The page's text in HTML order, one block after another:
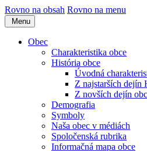
Rovno na obsah Rovno na menu
Menu
Obec
Charakteristika obce
História obce
Úvodná
Z najstarších dejín
Z novších dejín
Demografia
Symboly
Naša obec v médiách
Spoločenská rubrika
Informačná mapa obce